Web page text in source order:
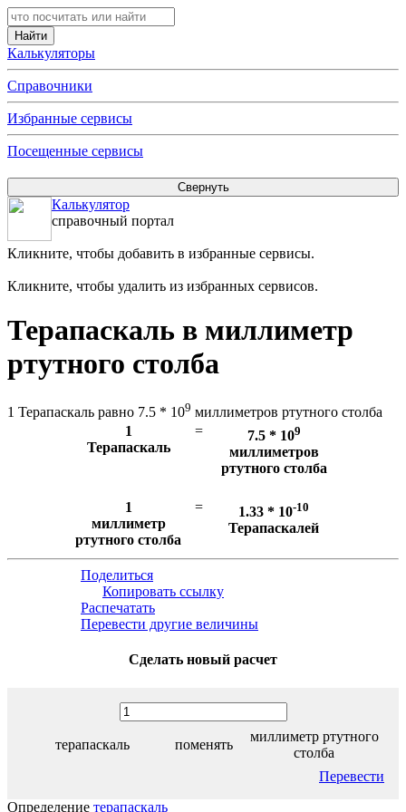
Калькуляторы
Справочники
Избранные сервисы
Посещенные сервисы
Калькулятор
справочный портал
Кликните, чтобы добавить в избранные сервисы.
Кликните, чтобы удалить из избранных сервисов.
Терапаскаль в миллиметр
ртутного столба
1 Терапаскаль равно 7.5 * 109 миллиметров ртутного столба
1
Терапаскаль
= 7.5 * 109
миллиметров
ртутного столба
1
миллиметр
ртутного столба
= 1.33 * 10-10
Терапаскалей
Поделиться
Копировать ссылку
Распечатать
Перевести другие величины
Сделать новый расчет
терапаскаль поменять
миллиметр ртутного
столба
Перевести
Определение терапаскаль